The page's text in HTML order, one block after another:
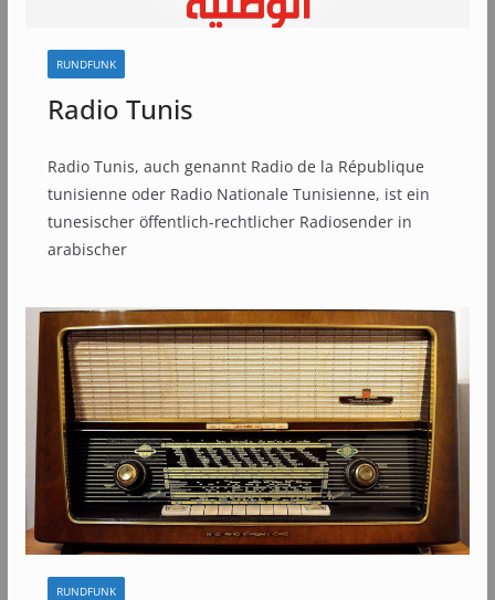
RUNDFUNK
Radio Tunis
Radio Tunis, auch genannt Radio de la République
tunisienne oder Radio Nationale Tunisienne, ist ein
tunesischer öffentlich-rechtlicher Radiosender in
arabischer
RUNDFUNK